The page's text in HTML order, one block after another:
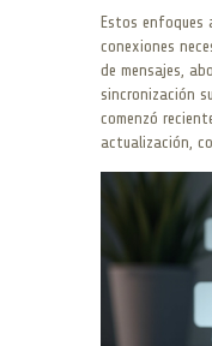
Estos enfoques
conexiones
de mensajes,
sincronización
comenzó
actualización,